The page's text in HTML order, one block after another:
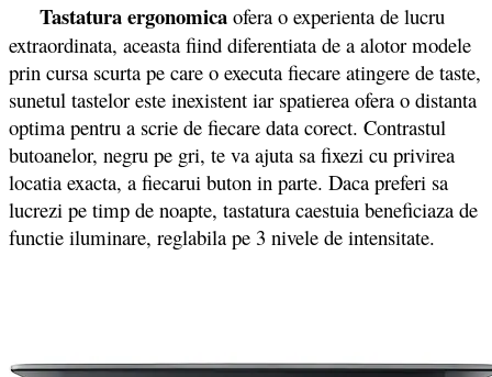
Tastatura ergonomica ofera o experienta de lucru
extraordinata, aceasta fiind diferentiata de a alotor modele
prin cursa scurta pe care o executa fiecare atingere de taste,
sunetul tastelor este inexistent iar spatierea ofera o distanta
optima pentru a scrie de fiecare data corect. Contrastul
butoanelor, negru pe gri, te va ajuta sa fixezi cu privirea
locatia exacta, a fiecarui buton in parte. Daca preferi sa
lucrezi pe timp de noapte, tastatura caestuia beneficiaza de
functie iluminare, reglabila pe 3 nivele de intensitate.